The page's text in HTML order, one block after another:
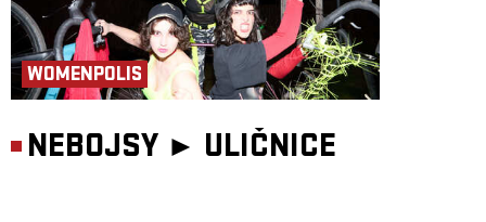
WOMENPOLIS
NEBOJSY ► ULIČNICE